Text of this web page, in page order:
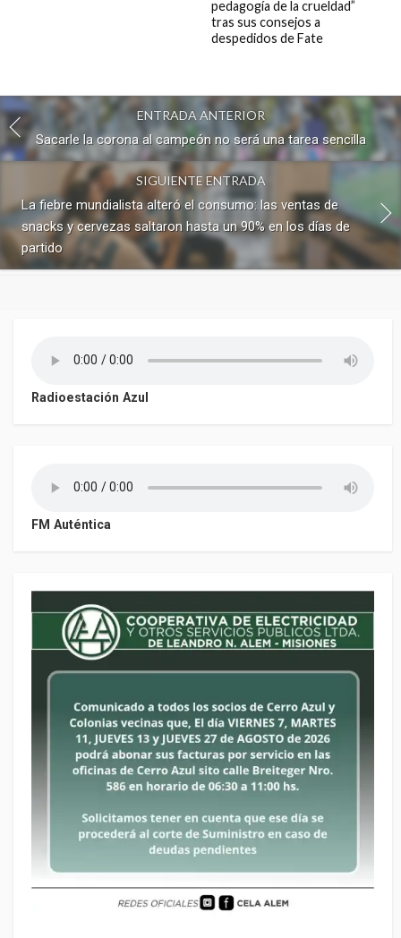
pedagogía de la crueldad”
tras sus consejos a
despedidos de Fate
ENTRADA ANTERIOR
Sacarle la corona al campeón no será una tarea sencilla
SIGUIENTE ENTRADA
La fiebre mundialista alteró el consumo: las ventas de
snacks y cervezas saltaron hasta un 90% en los días de
partido
Radioestación Azul
FM Auténtica